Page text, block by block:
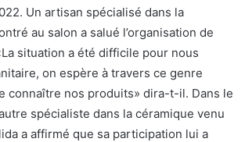
Un artisan spécialisé dans la
au salon a salué l’organisation de
situation a été difficile pour nous
on espère à travers ce genre
connaître nos produits» dira-t-il. Dans le
spécialiste dans la céramique venu
a affirmé que sa participation lui a